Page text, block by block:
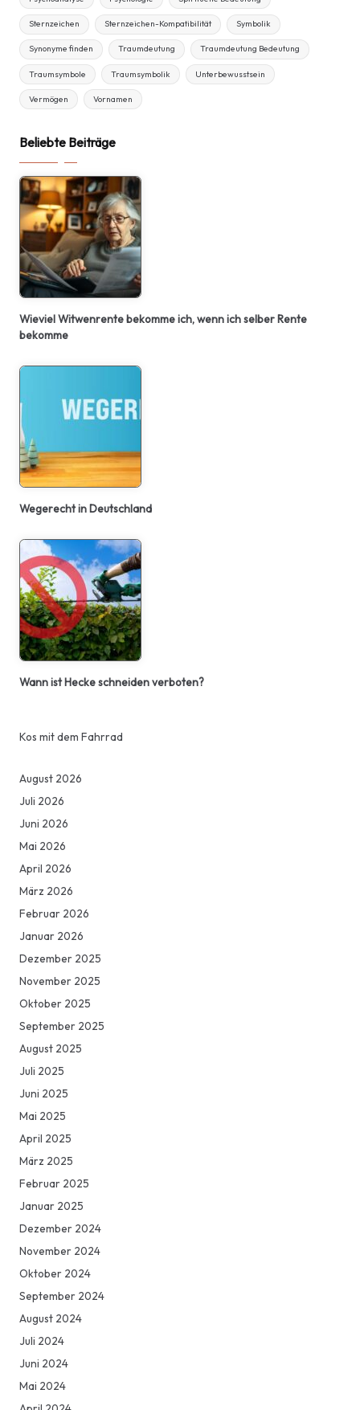
Sternzeichen Sternzeichen-Kompatibilität Symbolik
Synonyme finden Traumdeutung Traumdeutung Bedeutung
Traumsymbole Traumsymbolik Unterbewusstsein
Vermögen Vornamen
Beliebte Beiträge
Wieviel Witwenrente bekomme ich, wenn ich selber Rente
bekomme
Wegerecht in Deutschland
Wann ist Hecke schneiden verboten?
Kos mit dem Fahrrad
August 2026
Juli 2026
Juni 2026
Mai 2026
April 2026
März 2026
Februar 2026
Januar 2026
Dezember 2025
November 2025
Oktober 2025
September 2025
August 2025
Juli 2025
Juni 2025
Mai 2025
April 2025
März 2025
Februar 2025
Januar 2025
Dezember 2024
November 2024
Oktober 2024
September 2024
August 2024
Juli 2024
Juni 2024
Mai 2024